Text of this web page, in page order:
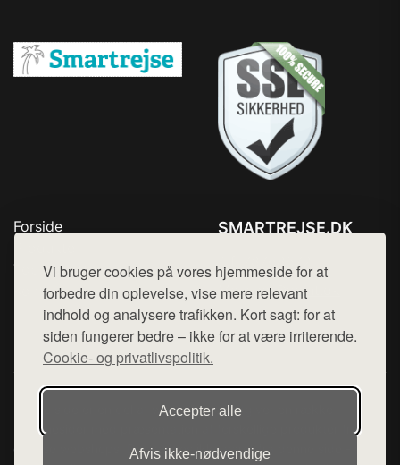
Vi bruger cookies på vores hjemmeside for at
forbedre din oplevelse, vise mere relevant
indhold og analysere trafikken. Kort sagt: for at
siden fungerer bedre – ikke for at være irriterende.
Cookie- og privatlivspolitik.
Accepter alle
Afvis ikke‑nødvendige
Forside
Top Rabatter
Kontakt
SMARTREJSE.DK
Mail: hej@want.dk
Cookie- og privatlivspolitik
Denne side er en del af want.dk, der udgiver en række
hjemmesider med præsentation af forskellige produkter fra
diverse webshops. Der sælges ikke varer fra denne side - vi